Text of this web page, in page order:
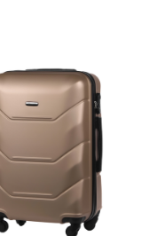
do sposobu